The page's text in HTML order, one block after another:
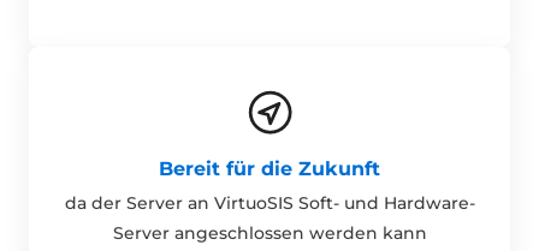
Bereit für die Zukunft
da der Server an VirtuoSIS Soft- und Hardware-
Server angeschlossen werden kann